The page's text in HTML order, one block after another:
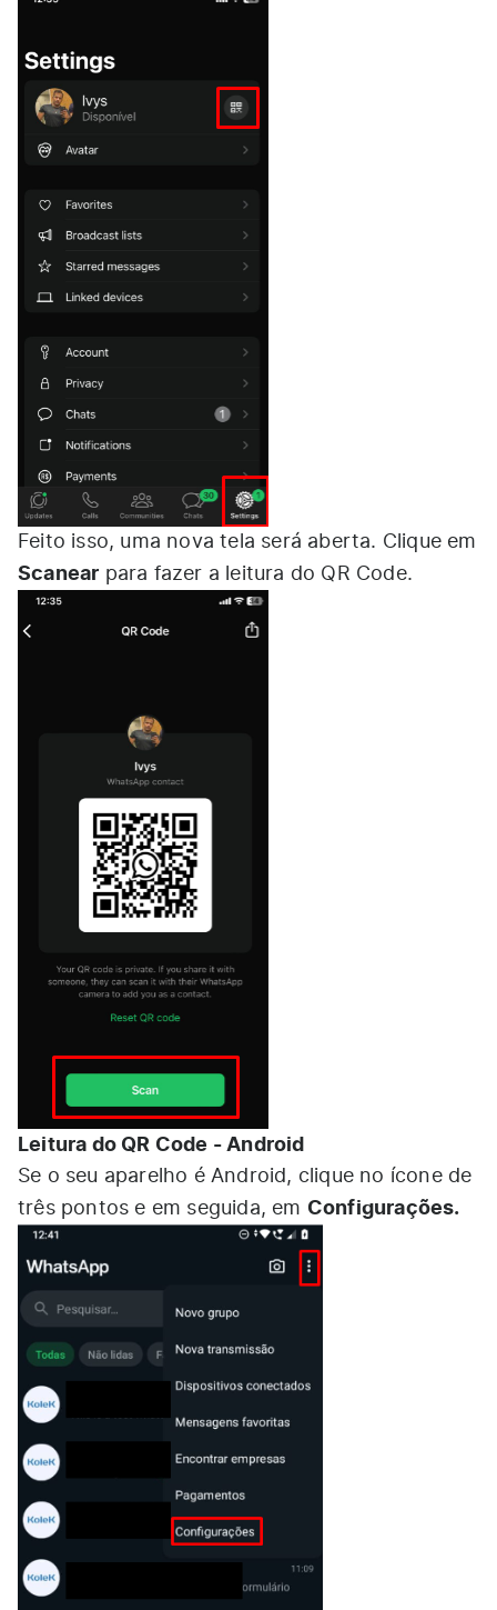
Feito isso, uma nova tela será aberta. Clique em
Scanear para fazer a leitura do QR Code.
Leitura do QR Code - Android
Se o seu aparelho é Android, clique no ícone de
três pontos e em seguida, em Configurações.